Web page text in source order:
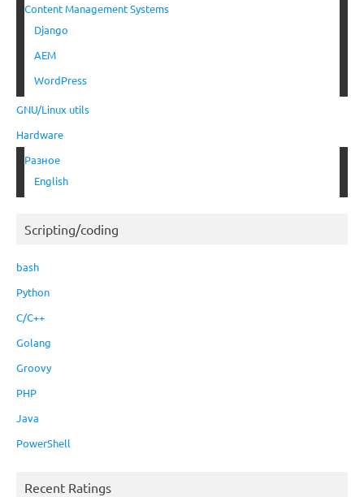
Content Management Systems
Django
AEM
WordPress
GNU/Linux utils
Hardware
Разное
English
Scripting/coding
bash
Python
C/C++
Golang
Groovy
PHP
Java
PowerShell
Recent Ratings